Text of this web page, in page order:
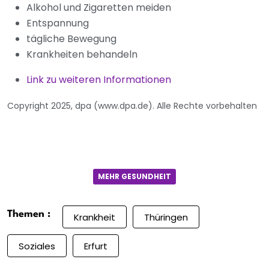
Alkohol und Zigaretten meiden
Entspannung
tägliche Bewegung
Krankheiten behandeln
Link zu weiteren Informationen
Copyright 2025, dpa (www.dpa.de). Alle Rechte vorbehalten
MEHR GESUNDHEIT
Themen : Krankheit Thüringen
Soziales Erfurt